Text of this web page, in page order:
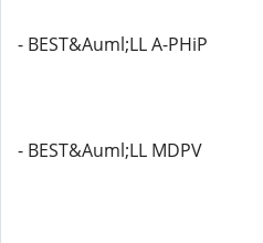
- BEST&Auml;LL A-PHiP
- BEST&Auml;LL MDPV